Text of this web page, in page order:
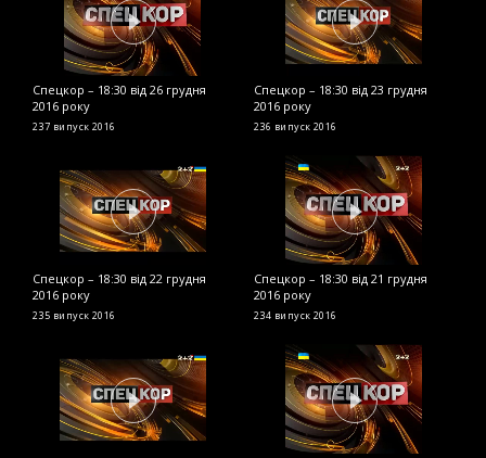
Спецкор – 18:30 від 26 грудня
2016 року
237 випуск 2016
Спецкор – 18:30 від 23 грудня
2016 року
236 випуск 2016
Спецкор – 18:30 від 22 грудня
2016 року
235 випуск 2016
Спецкор – 18:30 від 21 грудня
2016 року
234 випуск 2016